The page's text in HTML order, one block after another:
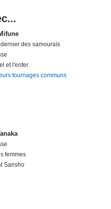
des samouraïs
et l'enfer
tournages communs
femmes
Sansho